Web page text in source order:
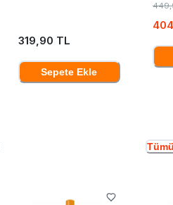
319,90 TL
Sepete Ekle